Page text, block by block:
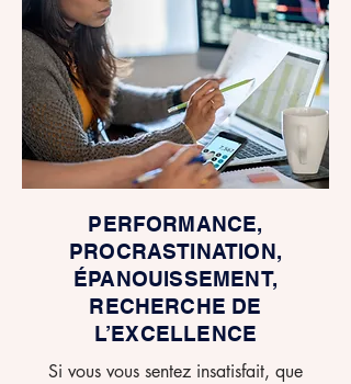
PERFORMANCE,
PROCRASTINATION,
ÉPANOUISSEMENT,
RECHERCHE DE
L’EXCELLENCE
Si vous vous sentez insatisfait, que